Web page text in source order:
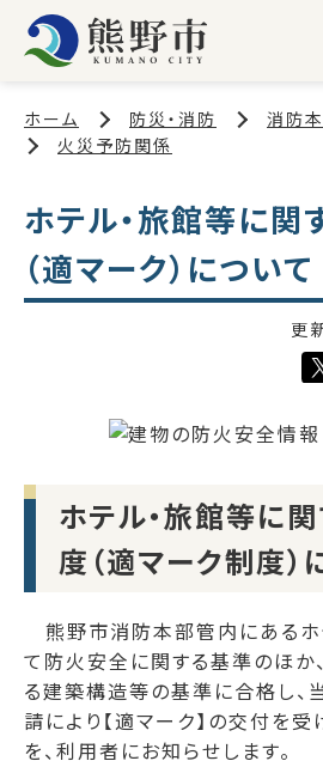
ホーム 防災・消防
消防
火災予防関係
ホテル・旅館等に関
（適マーク）について
更
ホテル・旅館等に
度（適マーク制度）
熊野市消防本部管内にあるホ
て防火安全に関する基準のほか
る建築構造等の基準に合格し、
請により【適マーク】の交付を
を、利用者にお知らせします。